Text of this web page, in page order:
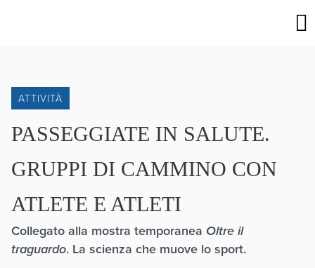
ATTIVITÀ
PASSEGGIATE IN SALUTE.
GRUPPI DI CAMMINO CON
ATLETE E ATLETI
Collegato alla mostra temporanea Oltre il
traguardo. La scienza che muove lo sport.